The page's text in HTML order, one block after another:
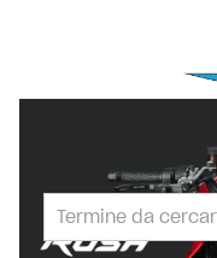
COMUNICATI
MEDIA
FOTO